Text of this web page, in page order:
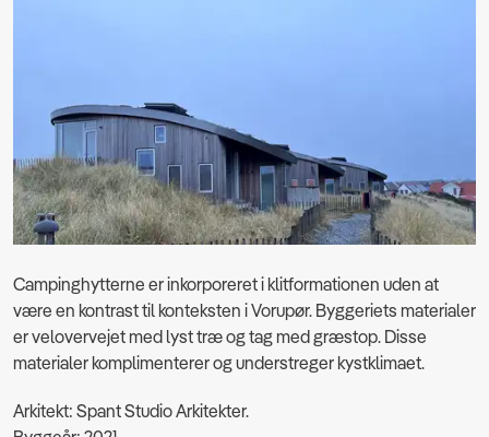
Campinghytterne er inkorporeret i klitformationen uden at
være en kontrast til konteksten i Vorupør. Byggeriets materialer
er velovervejet med lyst træ og tag med græstop. Disse
materialer komplimenterer og understreger kystklimaet.
Arkitekt: Spant Studio Arkitekter.